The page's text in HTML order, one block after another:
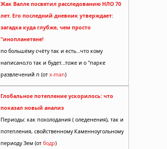
Жак Валле посвятил расследованию НЛО 70
лет. Его последний дневник утверждает:
загадка куда глубже, чем просто
"инопланетяне!
по большёму счёту так и есть...что кому
написано,то так и будет...тоже и о "парке
развлечений п (от x-man)
Глобальное потепление ускорилось: что
показал новый анализ
Периоды: как похолодания ( оледенения), так и
потепления, свойственному Каменноугольному
периоду Зем (от бодр)